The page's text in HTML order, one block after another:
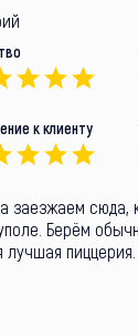
к клиенту
заезжаем сюда,
Берём
лучшая